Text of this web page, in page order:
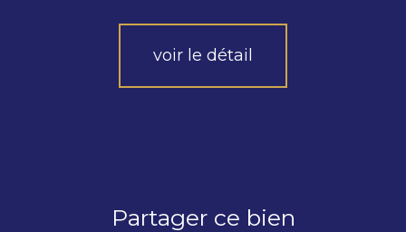
voir le détail
Partager ce bien